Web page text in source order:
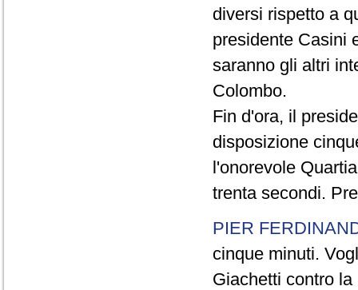
diversi rispetto a
presidente Casini
saranno gli altri
Colombo.
Fin d'ora, il
disposizione
l'onorevole
trenta secondi.
PIER
cinque minuti.
Giachetti contro